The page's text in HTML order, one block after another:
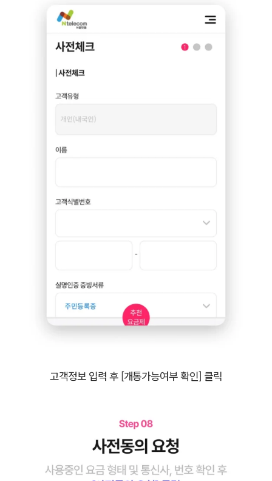
고객정보 입력 후 [개통가능여부 확인] 클릭